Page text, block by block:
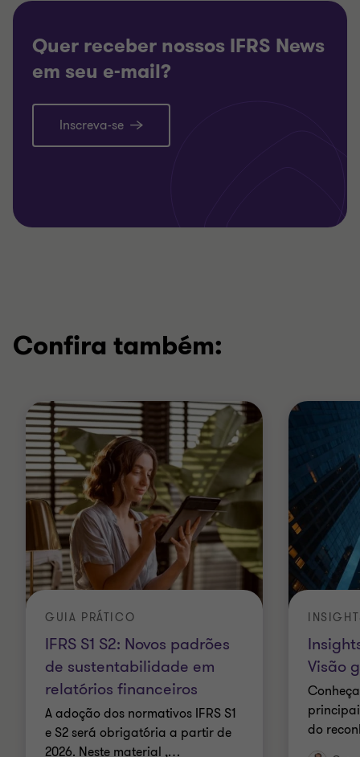
Quer receber nossos IFRS News
em seu e-mail?
Inscreva-se
Confira também:
IFRS S1 S2: Novos padrões
de sustentabilidade em
relatórios financeiros
GUIA PRÁTICO
A adoção dos normativos IFRS S1
e S2 será obrigatória a partir de
2026. Neste material ,…
Visão
do